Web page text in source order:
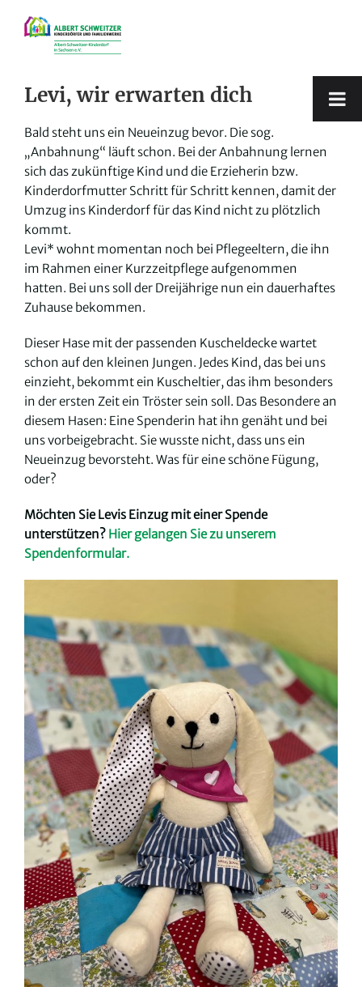
Inhalt
Levi, wir erwarten dich
Bald steht uns ein Neueinzug bevor. Die sog.
„Anbahnung“ läuft schon. Bei der Anbahnung lernen
sich das zukünftige Kind und die Erzieherin bzw.
Kinderdorfmutter Schritt für Schritt kennen, damit der
Umzug ins Kinderdorf für das Kind nicht zu plötzlich
kommt.
Levi* wohnt momentan noch bei Pflegeeltern, die ihn
im Rahmen einer Kurzzeitpflege aufgenommen
hatten. Bei uns soll der Dreijährige nun ein dauerhaftes
Zuhause bekommen.
Dieser Hase mit der passenden Kuscheldecke wartet
schon auf den kleinen Jungen. Jedes Kind, das bei uns
einzieht, bekommt ein Kuscheltier, das ihm besonders
in der ersten Zeit ein Tröster sein soll. Das Besondere an
diesem Hasen: Eine Spenderin hat ihn genäht und bei
uns vorbeigebracht. Sie wusste nicht, dass uns ein
Neueinzug bevorsteht. Was für eine schöne Fügung,
oder?
Möchten Sie Levis Einzug mit einer Spende
unterstützen? Hier gelangen Sie zu unserem
Spendenformular.